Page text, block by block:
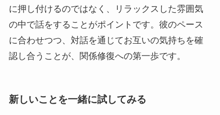
に押し付けるのではなく、リラックスした雰囲気
の中で話をすることがポイントです。彼のペース
に合わせつつ、対話を通じてお互いの気持ちを確
認し合うことが、関係修復への第一歩です。
新しいことを一緒に試してみる